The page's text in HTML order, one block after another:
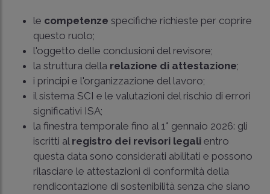
le competenze specifiche richieste per coprire
questo ruolo;
l'oggetto delle conclusioni del revisore;
la struttura della relazione di attestazione;
i principi e l'organizzazione del lavoro;
il sistema SCI e le valutazioni del rischio di errori
significativi ISA;
la finestra temporale fino al 1° gennaio 2026: gli
iscritti al registro dei revisori legali entro
questa data sono considerati abilitati e possono
rilasciare le attestazioni di conformità della
rendicontazione di sostenibilità senza che siano